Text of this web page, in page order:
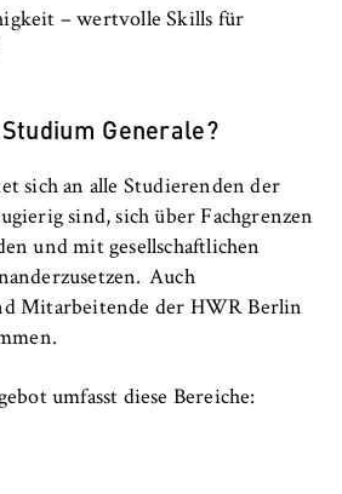
– wertvolle Skills für
Generale?
sich an alle Studierenden der
sind, sich über Fachgrenzen
und mit gesellschaftlichen
Auch
Mitarbeitende der HWR Berlin
umfasst diese Bereiche:
YSC, yt-remote-
Limited
und Abspielen von
und Cookies gesetzt